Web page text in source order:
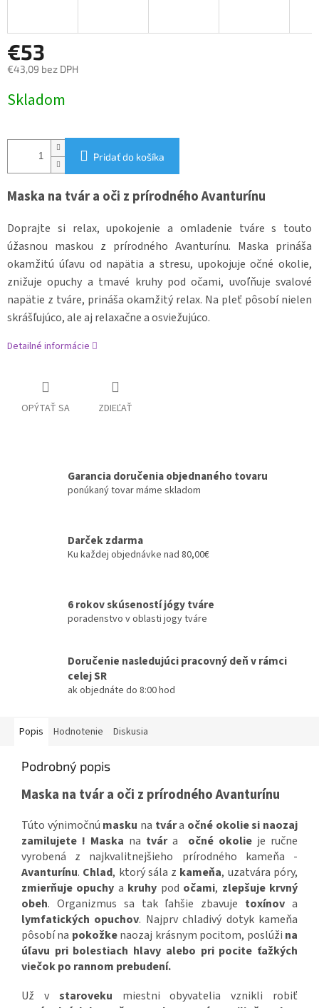
€53
€43,09 bez DPH
cena:
Skladom
Pridať do košíka
Maska na tvár a oči z prírodného Avanturínu
Doprajte si relax, upokojenie a omladenie tváre s touto
úžasnou maskou z prírodného Avanturínu. Maska prináša
okamžitú úľavu od napätia a stresu, upokojuje očné okolie,
znižuje opuchy a tmavé kruhy pod očami, uvoľňuje svalové
napätie z tváre, prináša okamžitý relax. Na pleť pôsobí nielen
skrášľujúco, ale aj relaxačne a osviežujúco.
Detailné informácie
OPÝTAŤ SA ZDIEĽAŤ
Garancia doručenia objednaného tovaru
ponúkaný tovar máme skladom
Darček zdarma
Ku každej objednávke nad 80,00€
6 rokov skúseností jógy tváre
poradenstvo v oblasti jogy tváre
Doručenie nasledujúci pracovný deň v rámci
celej SR
ak objednáte do 8:00 hod
Popis Hodnotenie Diskusia
Podrobný popis
Maska na tvár a oči z prírodného Avanturínu
Túto výnimočnú masku na tvára očné okolie si naozaj
zamilujete ! Maska na tvára očné okolie je ručne
vyrobená z najkvalitnejšieho prírodného kameňa -
Avanturínu. Chlad, ktorý sála z kameňa, uzatvára póry,
zmierňuje opuchy a kruhy pod očami, zlepšuje krvný
obeh. Organizmus sa tak ľahšie zbavuje toxínov a
lymfatických opuchov. Najprv chladivý dotyk kameňa
pôsobí na pokožkenaozaj krásnym pocitom, poslúži na
úľavu pri bolestiach hlavy alebo pri pocite ťažkých
viečok po rannom prebudení.
Už v staroveku miestni obyvatelia vznikli robiť